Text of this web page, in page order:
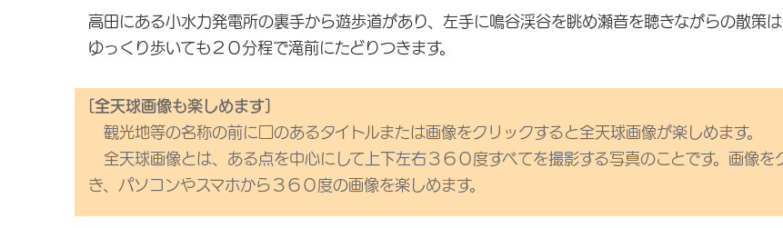
高田にある小水力発電所の裏手から遊歩道があり、左手に鳴谷渓谷を眺め瀬音を聴きながらの散策は
ゆっくり歩いても２０分程で滝前にたどりつきます。
[全天球画像も楽しめます]
観光地等の名称の前に□のあるタイトルまたは画像をクリックすると全天球画像が楽しめます。
全天球画像とは、ある点を中心にして上下左右３６０度すべてを撮影する写真のことです。画像
き、パソコンやスマホから３６０度の画像を楽しめます。